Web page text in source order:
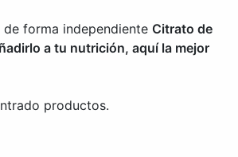
de forma independiente Citrato de
a tu nutrición, aquí la mejor
productos.